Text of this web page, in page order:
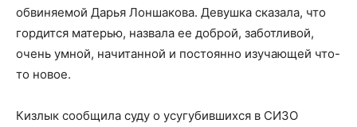
обвиняемой Дарья Лоншакова. Девушка сказала, что
гордится матерью, назвала ее доброй, заботливой,
очень умной, начитанной и постоянно изучающей что-
то новое.
Кизлык сообщила суду о усугубившихся в СИЗО